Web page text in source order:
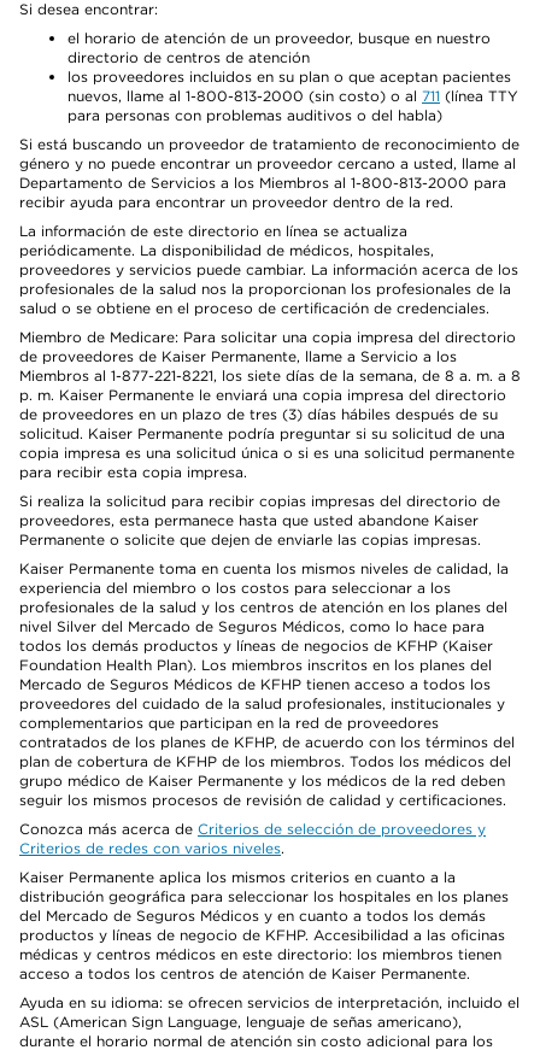
Si desea encontrar:
el horario de atención de un proveedor, busque en nuestro
directorio de centros de atención
los proveedores incluidos en su plan o que aceptan pacientes
nuevos, llame al 1-800-813-2000 (sin costo) o al 711 (línea TTY
para personas con problemas auditivos o del habla)
Si está buscando un proveedor de tratamiento de reconocimiento de
género y no puede encontrar un proveedor cercano a usted, llame al
Departamento de Servicios a los Miembros al 1-800-813-2000 para
recibir ayuda para encontrar un proveedor dentro de la red.
La información de este directorio en línea se actualiza
periódicamente. La disponibilidad de médicos, hospitales,
proveedores y servicios puede cambiar. La información acerca de los
profesionales de la salud nos la proporcionan los profesionales de la
salud o se obtiene en el proceso de certificación de credenciales.
Miembro de Medicare: Para solicitar una copia impresa del directorio
de proveedores de Kaiser Permanente, llame a Servicio a los
Miembros al 1-877-221-8221, los siete días de la semana, de 8 a. m. a 8
p. m. Kaiser Permanente le enviará una copia impresa del directorio
de proveedores en un plazo de tres (3) días hábiles después de su
solicitud. Kaiser Permanente podría preguntar si su solicitud de una
copia impresa es una solicitud única o si es una solicitud permanente
para recibir esta copia impresa.
Si realiza la solicitud para recibir copias impresas del directorio de
proveedores, esta permanece hasta que usted abandone Kaiser
Permanente o solicite que dejen de enviarle las copias impresas.
Kaiser Permanente toma en cuenta los mismos niveles de calidad, la
experiencia del miembro o los costos para seleccionar a los
profesionales de la salud y los centros de atención en los planes del
nivel Silver del Mercado de Seguros Médicos, como lo hace para
todos los demás productos y líneas de negocios de KFHP (Kaiser
Foundation Health Plan). Los miembros inscritos en los planes del
Mercado de Seguros Médicos de KFHP tienen acceso a todos los
proveedores del cuidado de la salud profesionales, institucionales y
complementarios que participan en la red de proveedores
contratados de los planes de KFHP, de acuerdo con los términos del
plan de cobertura de KFHP de los miembros. Todos los médicos del
grupo médico de Kaiser Permanente y los médicos de la red deben
seguir los mismos procesos de revisión de calidad y certificaciones.
Conozca más acerca de Criterios de selección de proveedores y
Criterios de redes con varios niveles.
Kaiser Permanente aplica los mismos criterios en cuanto a la
distribución geográfica para seleccionar los hospitales en los planes
del Mercado de Seguros Médicos y en cuanto a todos los demás
productos y líneas de negocio de KFHP. Accesibilidad a las oficinas
médicas y centros médicos en este directorio: los miembros tienen
acceso a todos los centros de atención de Kaiser Permanente.
Ayuda en su idioma: se ofrecen servicios de interpretación, incluido el
ASL (American Sign Language, lenguaje de señas americano),
durante el horario normal de atención sin costo adicional para los